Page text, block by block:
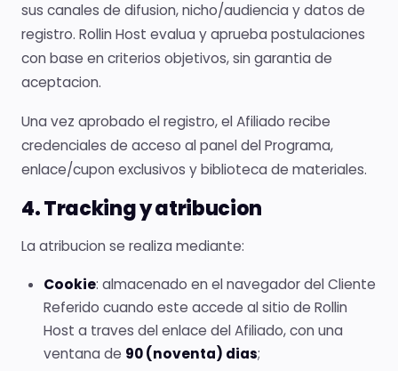
sus canales de difusion, nicho/audiencia y datos de
registro. Rollin Host evalua y aprueba postulaciones
con base en criterios objetivos, sin garantia de
aceptacion.
Una vez aprobado el registro, el Afiliado recibe
credenciales de acceso al panel del Programa,
enlace/cupon exclusivos y biblioteca de materiales.
4. Tracking y atribucion
La atribucion se realiza mediante:
Cookie: almacenado en el navegador del Cliente
Referido cuando este accede al sitio de Rollin
Host a traves del enlace del Afiliado, con una
ventana de 90 (noventa) dias;